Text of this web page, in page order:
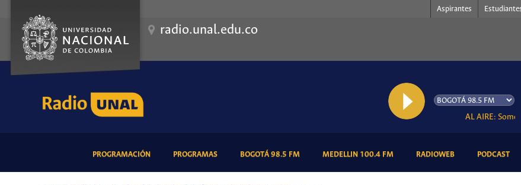
Aspirantes
radio.unal.edu.co
AL AIRE: Somos
PROGRAMACIÓN(CURRENT)PROGRAMAS(CURRENT)BOGOTÁ 98.5 FM(CURRENT)MEDELLIN 100.4 FM(CURRENT)RADIOWEB(CURRENT)PODCAST